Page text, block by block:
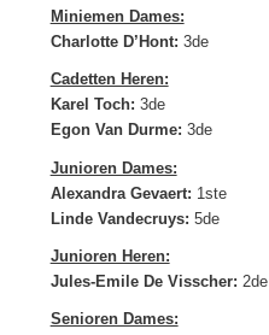
Miniemen Dames:
Charlotte D’Hont: 3de
Cadetten Heren:
Karel Toch: 3de
Egon Van Durme: 3de
Junioren Dames:
Alexandra Gevaert: 1ste
Linde Vandecruys: 5de
Junioren Heren:
Jules-Emile De Visscher: 2de
Senioren Dames: